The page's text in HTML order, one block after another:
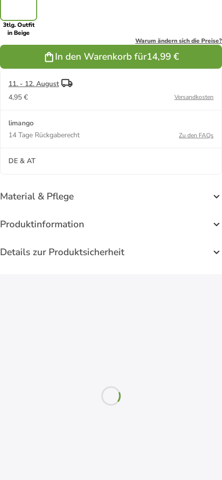
3tlg. Outfit
in Beige
Warum ändern sich die Preise?
In den Warenkorb für14,99 €
11. - 12. August
4,95 €
Versandkosten
limango
14 Tage Rückgaberecht
Zu den FAQs
DE & AT
Material & Pflege
Produktinformation
Details zur Produktsicherheit